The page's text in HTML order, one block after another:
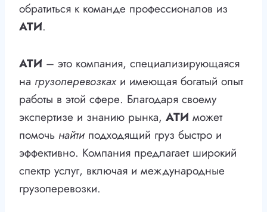
обратиться к команде профессионалов из
АТИ.
АТИ – это компания, специализирующаяся
на грузоперевозкахи имеющая богатый опыт
работы в этой сфере. Благодаря своему
экспертизе и знанию рынка, АТИ может
помочь найти подходящий груз быстро и
эффективно. Компания предлагает широкий
спектр услуг, включая и международные
грузоперевозки.